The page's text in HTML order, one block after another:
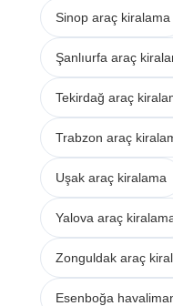
Sinop araç kiralama
Şanlıurfa araç
Tekirdağ araç
Trabzon araç
Uşak araç kiralama
Yalova araç
Zonguldak araç
Esenboğa